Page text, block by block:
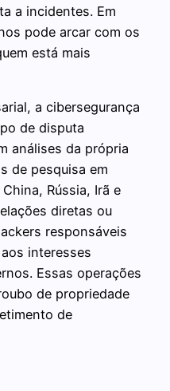
a incidentes. Em
pode arcar com os
está mais
a cibersegurança
de disputa
análises da própria
de pesquisa em
Rússia, Irã e
diretas ou
responsáveis
interesses
Essas operações
de propriedade
de